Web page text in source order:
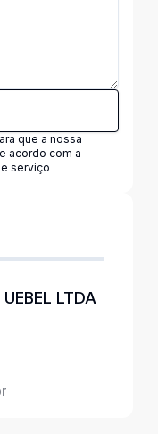
que a nossa
acordo com a
serviço
LTDA